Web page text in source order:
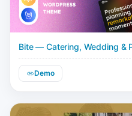
Bite — Catering, Wedding &
Demo